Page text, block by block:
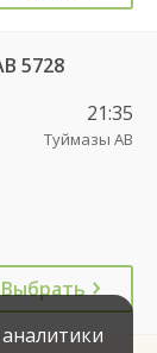
5728
21:35
Туймазы АВ
Выбрать